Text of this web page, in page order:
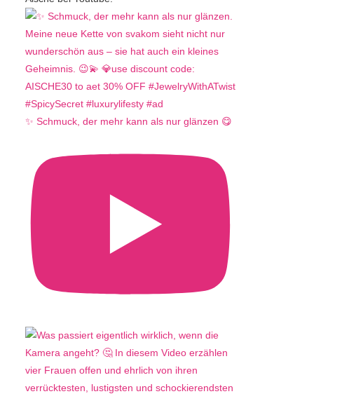
✨ Schmuck, der mehr kann als nur glänzen 😋